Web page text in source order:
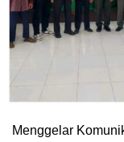
Menggelar